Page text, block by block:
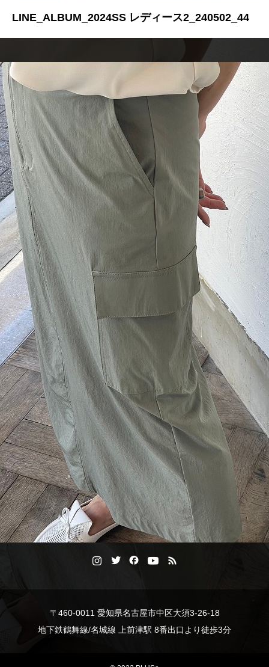
LINE_ALBUM_2024SS レディース2_240502_44
〒460-0011 愛知県名古屋市中区大須3-26-18
地下鉄鶴舞線/名城線 上前津駅 8番出口より徒歩3分